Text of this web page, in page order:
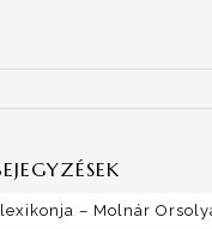
– Molnár